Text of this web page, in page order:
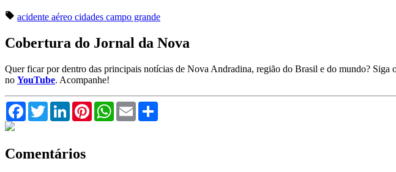
acidente aéreo cidades campo grande
Cobertura do Jornal da Nova
Quer ficar por dentro das principais notícias de Nova Andradina, região do Brasil e do mundo? Siga
no YouTube. Acompanhe!
FacebookTwitterLinkedInPinterestWhatsApp
Email
Comentários